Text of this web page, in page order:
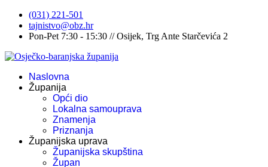
(031) 221-501
tajnistvo@obz.hr
Pon-Pet 7:30 - 15:30 // Osijek, Trg Ante Starčevića 2
Naslovna
Županija
Opći dio
Lokalna samouprava
Znamenja
Priznanja
Županijska uprava
Županijska skupština
Župan